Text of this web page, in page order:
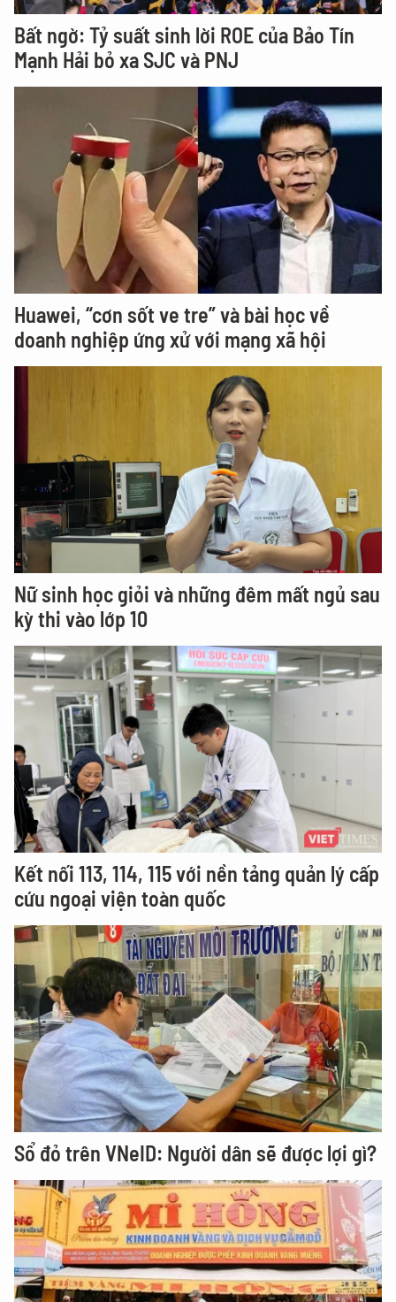
Bất ngờ: Tỷ suất sinh lời ROE của Bảo Tín
Mạnh Hải bỏ xa SJC và PNJ
Huawei, “cơn sốt ve tre” và bài học về
doanh nghiệp ứng xử với mạng xã hội
Nữ sinh học giỏi và những đêm mất ngủ sau
kỳ thi vào lớp 10
Kết nối 113, 114, 115 với nền tảng quản lý cấp
cứu ngoại viện toàn quốc
Sổ đỏ trên VNeID: Người dân sẽ được lợi gì?